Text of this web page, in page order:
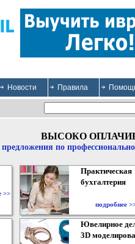
Новости Правила
ВЫСОКО
по
>>
Практическая
бухгалтерия
подробнее
Ювелирное
3D